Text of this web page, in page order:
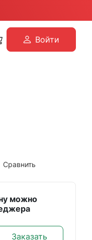
Войти
Сравнить
можно
Заказать